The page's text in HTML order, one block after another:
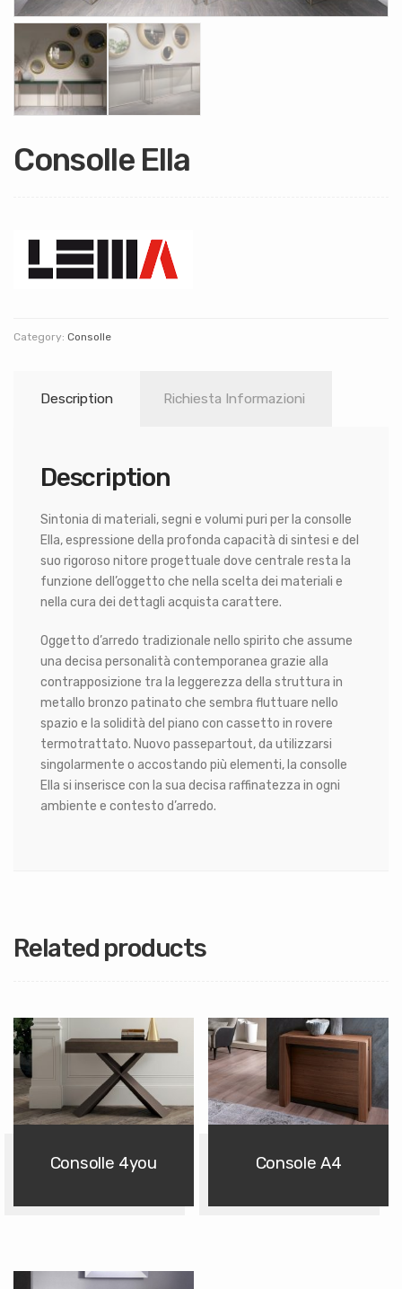
Consolle Ella
Category: Consolle
Description Richiesta Informazioni
Description
Sintonia di materiali, segni e volumi puri per la consolle
Ella, espressione della profonda capacità di sintesi e del
suo rigoroso nitore progettuale dove centrale resta la
funzione dell’oggetto che nella scelta dei materiali e
nella cura dei dettagli acquista carattere.
Oggetto d’arredo tradizionale nello spirito che assume
una decisa personalità contemporanea grazie alla
contrapposizione tra la leggerezza della struttura in
metallo bronzo patinato che sembra fluttuare nello
spazio e la solidità del piano con cassetto in rovere
termotrattato. Nuovo passepartout, da utilizzarsi
singolarmente o accostando più elementi, la consolle
Ella si inserisce con la sua decisa raffinatezza in ogni
ambiente e contesto d’arredo.
Related products
Consolle 4you Console A4